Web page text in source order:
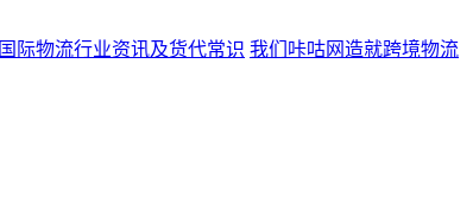
国际物流行业资讯及货代常识 我们 咔咕网造就跨境物流